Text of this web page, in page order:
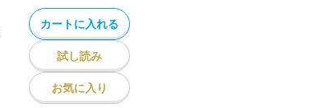
カートに入れる
試し読み
お気に入り